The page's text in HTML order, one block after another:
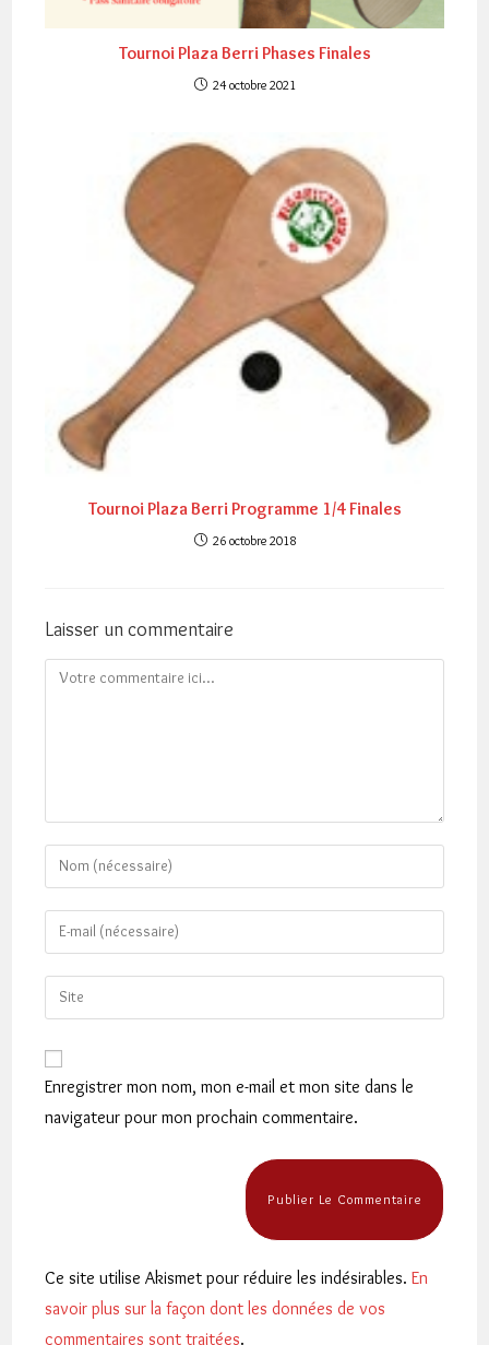
Tournoi Plaza Berri Phases Finales
24 octobre 2021
Tournoi Plaza Berri Programme 1/4 Finales
26 octobre 2018
Laisser un commentaire
Comment
Enter
your
name
comment
Enter
your
email
address
Saisir
l’URL
votre
site
(facultatif)
Enregistrer mon nom, mon e-mail et mon site dans le
navigateur pour mon prochain commentaire.
Ce site utilise Akismet pour réduire les indésirables.En
savoir plus sur la façon dont les données de vos
commentaires sont traitées.